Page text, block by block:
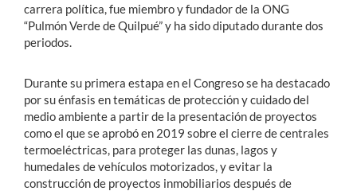
carrera política, fue miembro y fundador de la ONG
“Pulmón Verde de Quilpué” y ha sido diputado durante dos
periodos.
Durante su primera estapa en el Congreso se ha destacado
por su énfasis en temáticas de protección y cuidado del
medio ambiente a partir de la presentación de proyectos
como el que se aprobó en 2019 sobre el cierre de centrales
termoeléctricas, para proteger las dunas, lagos y
humedales de vehículos motorizados, y evitar la
construcción de proyectos inmobiliarios después de